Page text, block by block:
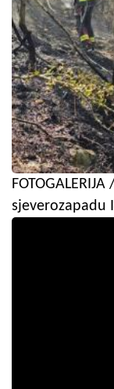
sjeverozapadu